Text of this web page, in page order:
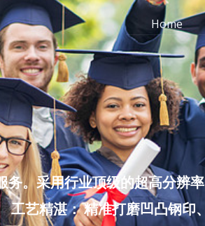
Home
。采用行业顶级的超高分辨
工艺精湛： 精准打磨凹凸钢